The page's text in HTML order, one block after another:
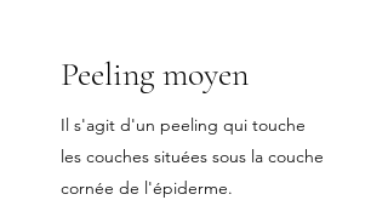
Peeling moyen
Il s'agit d'un peeling qui touche
les couches situées sous la couche
cornée de l'épiderme.